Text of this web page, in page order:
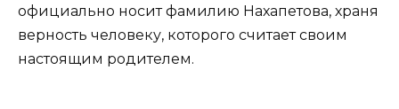
официально носит фамилию Нахапетова, храня
верность человеку, которого считает своим
настоящим родителем.